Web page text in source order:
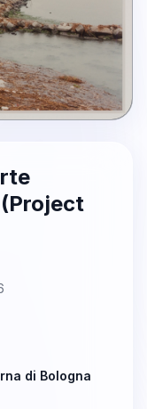
di Bologna